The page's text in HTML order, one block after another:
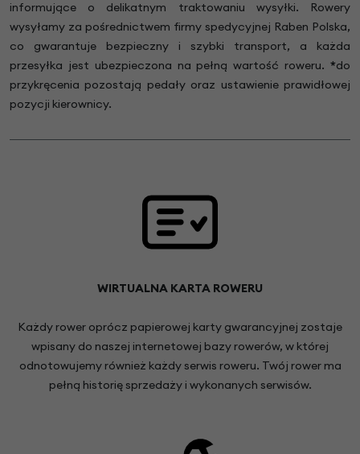
informujące o delikatnym traktowaniu wysyłki. Rowery
wysyłamy za pośrednictwem firmy spedycyjnej Raben Polska,
co gwarantuje bezpieczny i szybki transport, a każda
przesyłka jest ubezpieczona na pełną wartość roweru. *do
przykręcenia pozostają pedały oraz ustawienie prawidłowej
pozycji kierownicy.
WIRTUALNA KARTA ROWERU
Każdy rower oprócz papierowej karty gwarancyjnej zostaje
wpisany do naszej internetowej bazy rowerów, w której
odnotowujemy również każdy serwis roweru. Twój rower ma
pełną historię sprzedaży i wykonanych serwisów.